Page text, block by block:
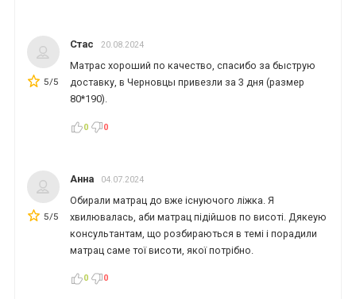
5/5
Стас 20.08.2024
Матрас хороший по качество, спасибо за быструю
доставку, в Черновцы привезли за 3 дня (размер
80*190).
0 0
5/5
Анна 04.07.2024
Обирали матрац до вже існуючого ліжка. Я
хвилювалась, аби матрац підійшов по висоті. Дякеую
консультантам, що розбираються в темі і порадили
матрац саме тої висоти, якої потрібно.
0 0